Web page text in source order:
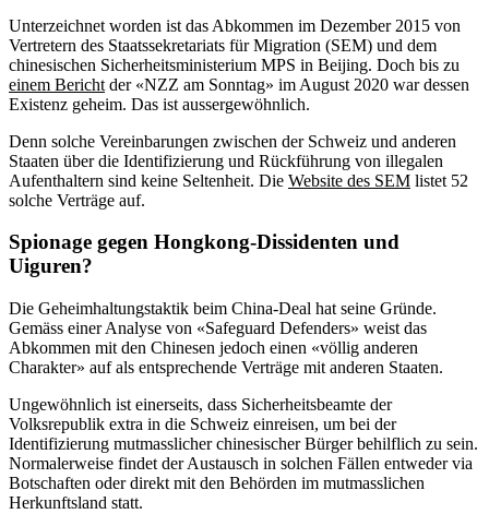
Unterzeichnet worden ist das Abkommen im Dezember 2015 von
Vertretern des Staatssekretariats für Migration (SEM) und dem
chinesischen Sicherheitsministerium MPS in Beijing. Doch bis zu
einem Bericht der «NZZ am Sonntag» im August 2020 war dessen
Existenz geheim. Das ist aussergewöhnlich.
Denn solche Vereinbarungen zwischen der Schweiz und anderen
Staaten über die Identifizierung und Rückführung von illegalen
Aufenthaltern sind keine Seltenheit. Die Website des SEM listet 52
solche Verträge auf.
Spionage gegen Hongkong-Dissidenten und
Uiguren?
Die Geheimhaltungstaktik beim China-Deal hat seine Gründe.
Gemäss einer Analyse von «Safeguard Defenders» weist das
Abkommen mit den Chinesen jedoch einen «völlig anderen
Charakter» auf als entsprechende Verträge mit anderen Staaten.
Ungewöhnlich ist einerseits, dass Sicherheitsbeamte der
Volksrepublik extra in die Schweiz einreisen, um bei der
Identifizierung mutmasslicher chinesischer Bürger behilflich zu sein.
Normalerweise findet der Austausch in solchen Fällen entweder via
Botschaften oder direkt mit den Behörden im mutmasslichen
Herkunftsland statt.